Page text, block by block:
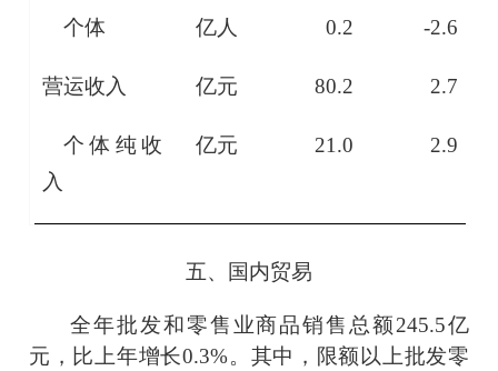
个体 亿人 0.2 -2.6
营运收入 亿元 80.2 2.7
个体纯收
入
亿元 21.0 2.9
五、国内贸易
全年批发和零售业商品销售总额245.5亿
元，比上年增长0.3%。其中，限额以上批发零